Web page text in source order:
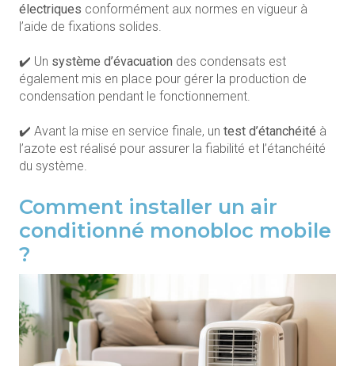
électriques conformément aux normes en vigueur à
l’aide de fixations solides.
✔️ Un système d’évacuation des condensats est
également mis en place pour gérer la production de
condensation pendant le fonctionnement.
✔️ Avant la mise en service finale, un test d’étanchéité à
l’azote est réalisé pour assurer la fiabilité et l’étanchéité
du système.
Comment installer un air
conditionné monobloc mobile
?